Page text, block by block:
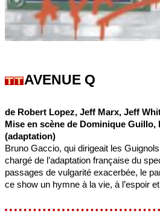
AVENUE Q
de Robert Lopez, Jeff Marx, Jeff
Mise en scène de Dominique Guillo,
(adaptation)
Bruno Gaccio, qui dirigeait les
chargé de l’adaptation française du
passages de vulgarité exacerbée, le
ce show un hymne à la vie, à l’espoir